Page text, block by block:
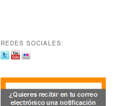
REDES SOCIALES: